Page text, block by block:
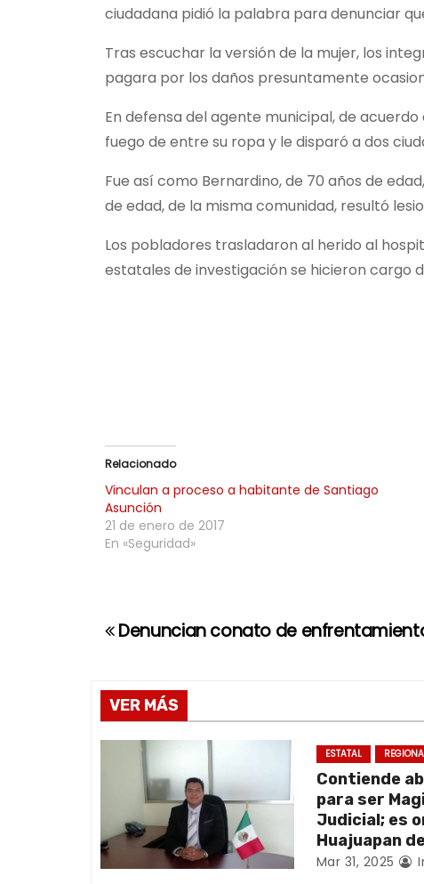
ciudadana pidió la palabra para denunciar
Tras escuchar la versión de la mujer, los
pagara por los daños presuntamente
En defensa del agente municipal, de
fuego de entre su ropa y le disparó a dos
Fue así como Bernardino, de 70 años de
de edad, de la misma comunidad, resultó
Los pobladores trasladaron al herido al
estatales de investigación se hicieron cargo
Relacionado
Vinculan a proceso a habitante de Santiago
Asunción
21 de enero de 2017
En «Seguridad»
N
v
e
a
c
Denuncian conato de
VER MÁS
ESTATAL
Contiende
para ser
Judicial; es
Huajuapan
Mar 31, 2025